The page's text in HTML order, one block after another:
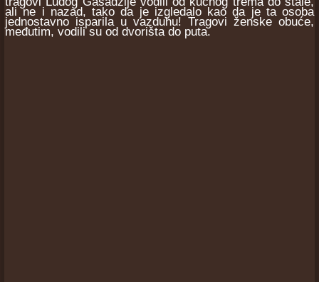
ali ne i nazad, tako da je izgledalo kao da je ta osoba
jednostavno isparila u vazduhu! Tragovi ženske obuće,
međutim, vodili su od dvorišta do puta.